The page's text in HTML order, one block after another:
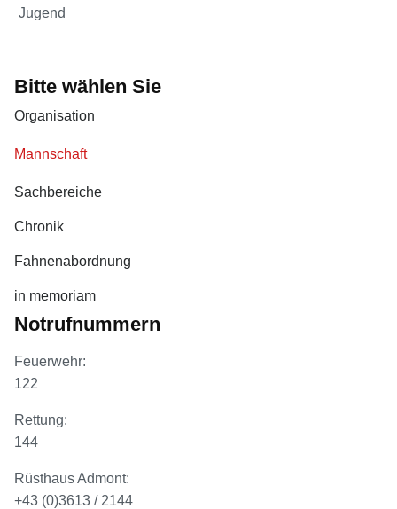
Jugend
Bitte wählen Sie
Organisation
Mannschaft
Sachbereiche
Chronik
Fahnenabordnung
in memoriam
Notrufnummern
Feuerwehr:
122
Rettung:
144
Rüsthaus Admont:
+43 (0)3613 / 2144